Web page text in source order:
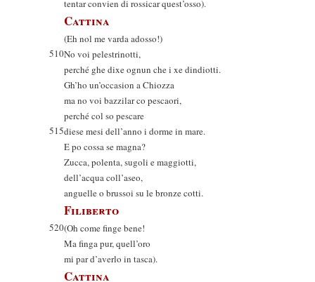
tentar convien di rossicar quest’osso).
Cattina
(Eh nol me varda adosso!)
510No voi pelestrinotti,
perché ghe dixe ognun che i xe dindiotti.
Gh’ho un’occasion a Chiozza
ma no voi bazzilar co pescaori,
perché col so pescare
515diese mesi dell’anno i dorme in mare.
E po cossa se magna?
Zucca, polenta, sugoli e maggiotti,
dell’acqua coll’aseo,
anguelle o brussoi su le bronze cotti.
Filiberto
520(Oh come finge bene!
Ma finga pur, quell’oro
mi par d’averlo in tasca).
Cattina